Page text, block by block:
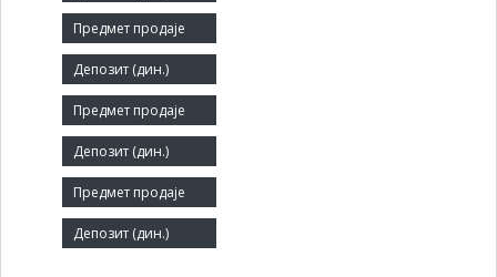
Матични број:
07044879
Број запослених:
336
Заступник: